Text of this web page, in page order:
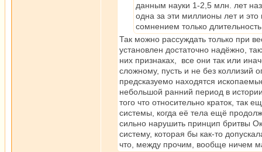
данным науки 1-2,5 млн. лет
одна за эти миллионы лет и
сомнением только
Так можно рассуждать только при
установлен достаточно надёжно,
них признаках, все они так или
сложному, пусть и не без коллизий
предсказуемо находятся
небольшой ранний период в
того что относительно краток, так
системы, когда её тела ещё
сильно нарушить принцип бритвы
систему, которая бы как-то
что, между прочим, вообще ничем